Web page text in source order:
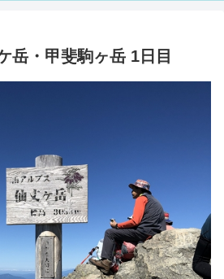
岳・甲斐駒ヶ岳 1日目